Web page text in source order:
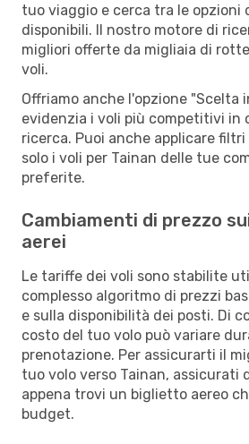
tuo viaggio e cerca tra le opzioni
disponibili. Il nostro motore di
migliori offerte da migliaia di
voli.
Offriamo anche l'opzione "Scelta
evidenzia i voli più competitivi in
ricerca. Puoi anche applicare
solo i voli per Tainan delle tue
preferite.
Cambiamenti di prezzo
aerei
Le tariffe dei voli sono stabilite
complesso algoritmo di prezzi
e sulla disponibilità dei posti. Di
costo del tuo volo può variare
prenotazione. Per assicurarti il
tuo volo verso Tainan, assicurati
appena trovi un biglietto aereo
budget.